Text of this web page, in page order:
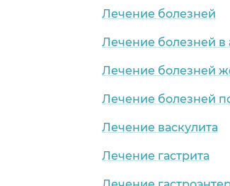
Лечение болезней
Лечение болезней в
Лечение болезней
Лечение болезней
Лечение васкулита
Лечение гастрита